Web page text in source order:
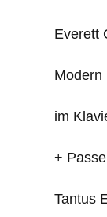
Everett
Modern
im
+
Tantus